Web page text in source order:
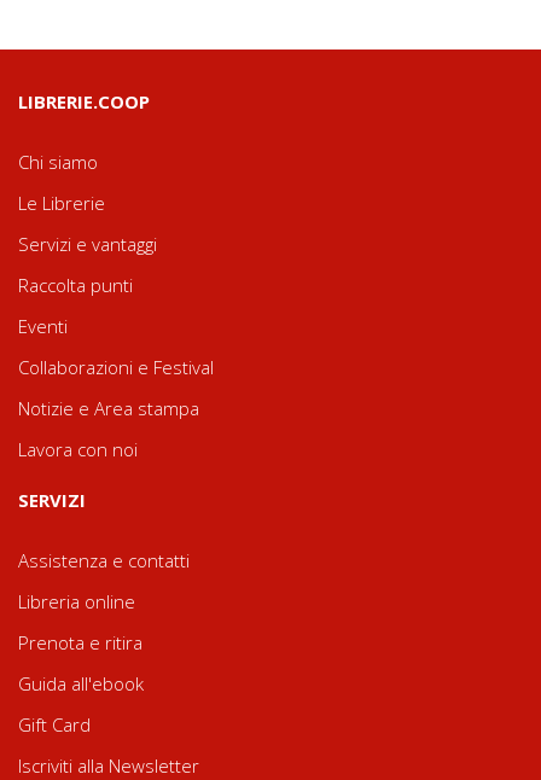
LIBRERIE.COOP
Chi siamo
Le Librerie
Servizi e vantaggi
Raccolta punti
Eventi
Collaborazioni e Festival
Notizie e Area stampa
Lavora con noi
SERVIZI
Assistenza e contatti
Libreria online
Prenota e ritira
Guida all'ebook
Gift Card
Iscriviti alla Newsletter